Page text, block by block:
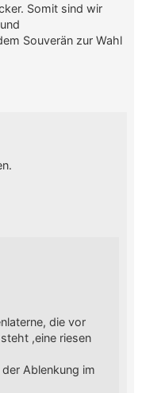
Somit sind wir
Souverän zur Wahl
die vor
,eine riesen
Ablenkung im